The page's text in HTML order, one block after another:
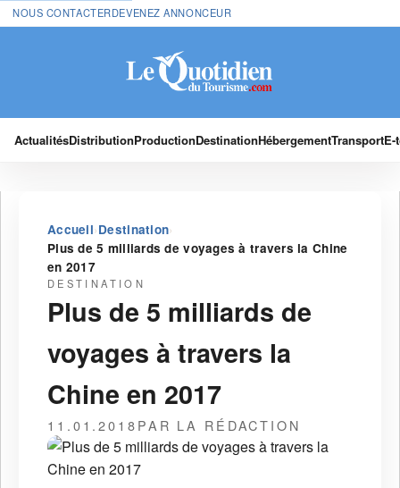
NOUS CONTACTERDEVENEZ ANNONCEUR
ActualitésDistributionProductionDestinationHébergementTransport
Accueil›Destination›
Plus de 5 milliards de voyages à travers la Chine
en 2017
DESTINATION
Plus de 5 milliards de
voyages à travers la
Chine en 2017
11.01.2018PAR LA RÉDACTION